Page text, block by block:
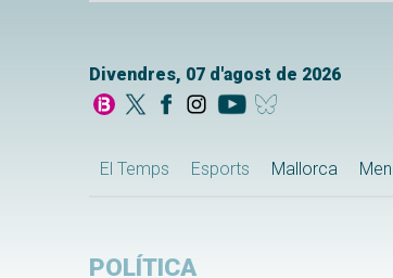
Divendres, 07 d'agost de 2026
El Temps Esports Mallorca
POLÍTICA